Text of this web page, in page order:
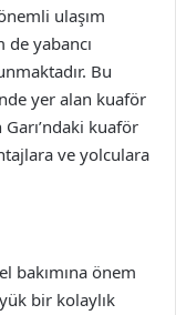
ulaşım
yabancı
Bu
yer alan kuaför
kuaför
ve yolculara
bakımına önem
bir kolaylık